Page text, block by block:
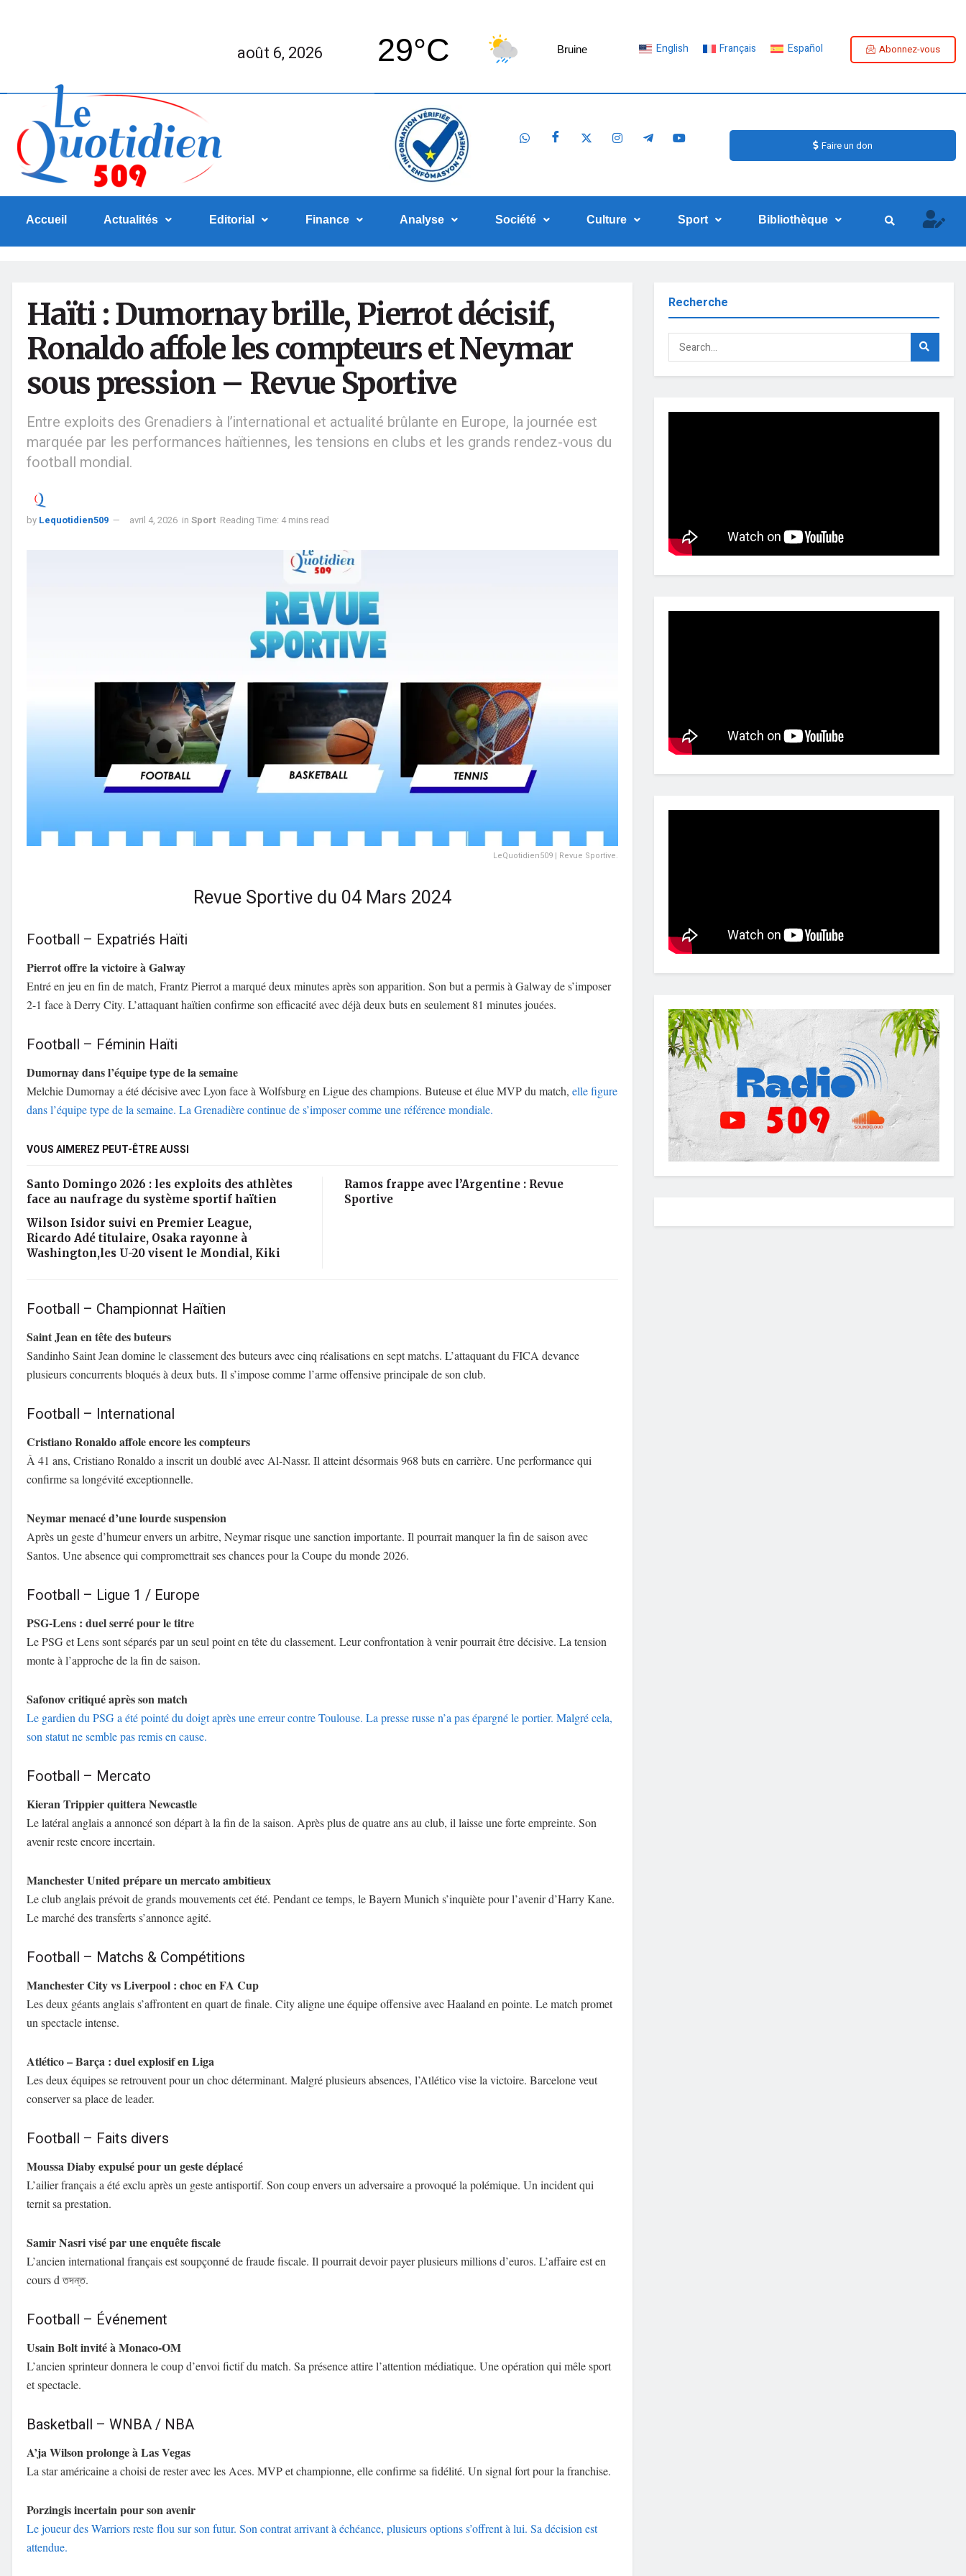
août 6, 2026 29°C Bruine English Français Español Abonnez-vous
Faire un don
Accueil Actualités Editorial Finance Analyse Société Culture Sport Bibliothèque
Haïti : Dumornay brille, Pierrot décisif,
Ronaldo affole les compteurs et Neymar
sous pression – Revue Sportive
Entre exploits des Grenadiers à l’international et actualité brûlante en Europe, la journée est
marquée par les performances haïtiennes, les tensions en clubs et les grands rendez-vous du
football mondial.
by Lequotidien509 avril 4, 2026 in Sport Reading Time: 4 mins read
LeQuotidien509 | Revue Sportive.
Revue Sportive du 04 Mars 2024
Football – Expatriés Haïti
Pierrot offre la victoire à Galway
Entré en jeu en fin de match, Frantz Pierrot a marqué deux minutes après son apparition. Son but a permis à Galway de s’imposer
2-1 face à Derry City. L’attaquant haïtien confirme son efficacité avec déjà deux buts en seulement 81 minutes jouées.
Football – Féminin Haïti
Dumornay dans l’équipe type de la semaine
Melchie Dumornay a été décisive avec Lyon face à Wolfsburg en Ligue des champions. Buteuse et élue MVP du match, elle figure
dans l’équipe type de la semaine. La Grenadière continue de s’imposer comme une référence mondiale.
VOUS AIMEREZ PEUT-ÊTRE AUSSI
Santo Domingo 2026 : les exploits des athlètes
face au naufrage du système sportif haïtien
Wilson Isidor suivi en Premier League,
Ricardo Adé titulaire, Osaka rayonne à
Washington,les U-20 visent le Mondial, Kiki
Ramos frappe avec l’Argentine : Revue
Sportive
Football – Championnat Haïtien
Saint Jean en tête des buteurs
Sandinho Saint Jean domine le classement des buteurs avec cinq réalisations en sept matchs. L’attaquant du FICA devance
plusieurs concurrents bloqués à deux buts. Il s’impose comme l’arme offensive principale de son club.
Football – International
Cristiano Ronaldo affole encore les compteurs
À 41 ans, Cristiano Ronaldo a inscrit un doublé avec Al-Nassr. Il atteint désormais 968 buts en carrière. Une performance qui
confirme sa longévité exceptionnelle.
Neymar menacé d’une lourde suspension
Après un geste d’humeur envers un arbitre, Neymar risque une sanction importante. Il pourrait manquer la fin de saison avec
Santos. Une absence qui compromettrait ses chances pour la Coupe du monde 2026.
Football – Ligue 1 / Europe
PSG-Lens : duel serré pour le titre
Le PSG et Lens sont séparés par un seul point en tête du classement. Leur confrontation à venir pourrait être décisive. La tension
monte à l’approche de la fin de saison.
Safonov critiqué après son match
Le gardien du PSG a été pointé du doigt après une erreur contre Toulouse. La presse russe n’a pas épargné le portier. Malgré cela,
son statut ne semble pas remis en cause.
Football – Mercato
Kieran Trippier quittera Newcastle
Le latéral anglais a annoncé son départ à la fin de la saison. Après plus de quatre ans au club, il laisse une forte empreinte. Son
avenir reste encore incertain.
Manchester United prépare un mercato ambitieux
Le club anglais prévoit de grands mouvements cet été. Pendant ce temps, le Bayern Munich s’inquiète pour l’avenir d’Harry Kane.
Le marché des transferts s’annonce agité.
Football – Matchs & Compétitions
Manchester City vs Liverpool : choc en FA Cup
Les deux géants anglais s’affrontent en quart de finale. City aligne une équipe offensive avec Haaland en pointe. Le match promet
un spectacle intense.
Atlético – Barça : duel explosif en Liga
Les deux équipes se retrouvent pour un choc déterminant. Malgré plusieurs absences, l’Atlético vise la victoire. Barcelone veut
conserver sa place de leader.
Football – Faits divers
Moussa Diaby expulsé pour un geste déplacé
L’ailier français a été exclu après un geste antisportif. Son coup envers un adversaire a provoqué la polémique. Un incident qui
ternit sa prestation.
Samir Nasri visé par une enquête fiscale
L’ancien international français est soupçonné de fraude fiscale. Il pourrait devoir payer plusieurs millions d’euros. L’affaire est en
cours d তদন্ত.
Football – Événement
Usain Bolt invité à Monaco-OM
L’ancien sprinteur donnera le coup d’envoi fictif du match. Sa présence attire l’attention médiatique. Une opération qui mêle sport
et spectacle.
Basketball – WNBA / NBA
A’ja Wilson prolonge à Las Vegas
La star américaine a choisi de rester avec les Aces. MVP et championne, elle confirme sa fidélité. Un signal fort pour la franchise.
Porzingis incertain pour son avenir
Le joueur des Warriors reste flou sur son futur. Son contrat arrivant à échéance, plusieurs options s’offrent à lui. Sa décision est
attendue.
Recherche